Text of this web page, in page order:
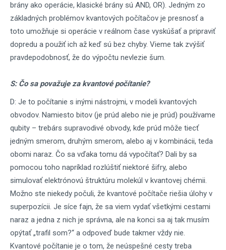
brány ako operácie, klasické brány sú AND, OR). Jedným zo
základných problémov kvantových počítačov je presnosť a
toto umožňuje si operácie v reálnom čase vyskúšať a pripraviť
dopredu a použiť ich až keď sú bez chyby. Vieme tak zvýšiť
pravdepodobnosť, že do výpočtu nevlezie šum.
S: Čo sa považuje za kvantové počítanie?
D: Je to počítanie s inými nástrojmi, v modeli kvantových
obvodov. Namiesto bitov (je prúd alebo nie je prúd) používame
qubity – trebárs supravodivé obvody, kde prúd môže tiecť
jedným smerom, druhým smerom, alebo aj v kombinácii, teda
obomi naraz. Čo sa vďaka tomu dá vypočítať? Dali by sa
pomocou toho napríklad rozlúštiť niektoré šifry, alebo
simulovať elektrónovú štruktúru molekúl v kvantovej chémii.
Možno ste niekedy počuli, že kvantové počítače riešia úlohy v
superpozícii. Je síce fajn, že sa viem vydať všetkými cestami
naraz a jedna z nich je správna, ale na konci sa aj tak musím
opýtať „trafil som?“ a odpoveď bude takmer vždy nie.
Kvantové počítanie je o tom, že neúspešné cesty treba